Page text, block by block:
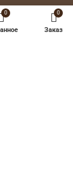
0 0
Заказ